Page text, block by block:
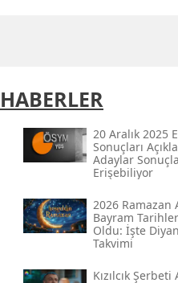
20 Aralık 2025
Sonuçları
Adaylar
Erişebiliyor
2026 Ramazan
Bayram
Oldu: İşte
Takvimi
Kızılcık Şerbeti